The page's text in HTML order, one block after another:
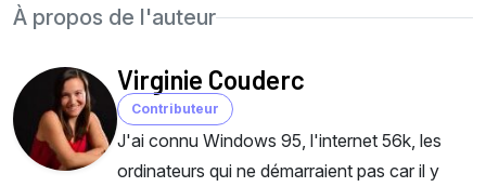
À propos de l'auteur
Virginie Couderc
Contributeur
J'ai connu Windows 95, l'internet 56k, les
ordinateurs qui ne démarraient pas car il y